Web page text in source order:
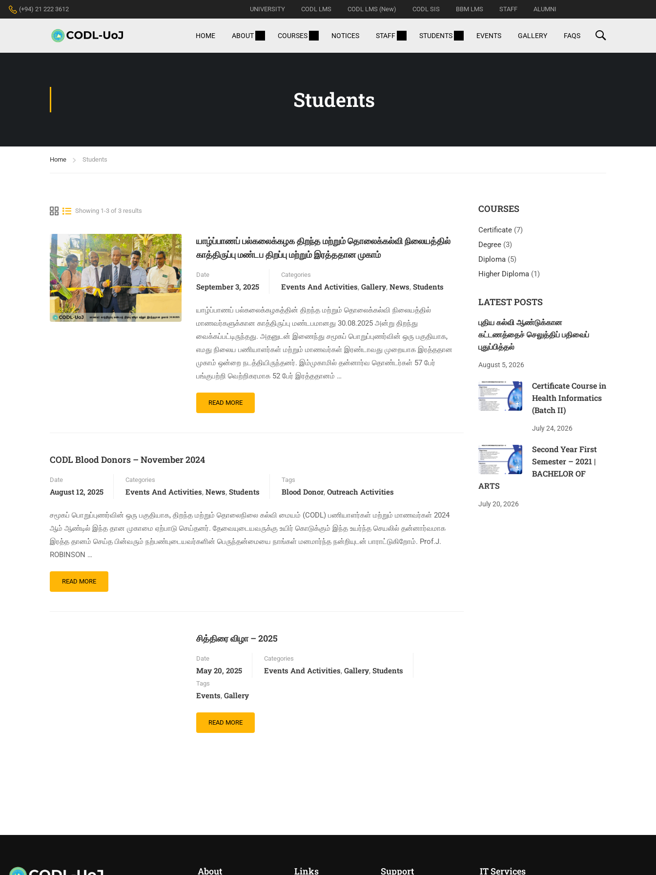
(+94) 21 222 3612 UNIVERSITY CODL LMS CODL LMS (New) CODL SIS BBM LMS STAFF ALUMNI
HOME ABOUT COURSES NOTICES STAFF STUDENTS EVENTS GALLERY FAQS
Students
Home Students
Showing 1-3 of 3 results
யாழ்ப்பாணப் பல்கலைக்கழக திறந்த மற்றும் தொலைக்கல்வி நிலையத்தில்
காத்திருப்பு மண்டப திறப்பு மற்றும் இரத்ததான முகாம்
Date
September 3, 2025
Categories
Events And Activities, Gallery, News, Students
யாழ்ப்பாணப் பல்கலைக்கழகத்தின் திறந்த மற்றும் தொலைக்கல்வி நிலையத்தில்
மாணவர்களுக்கான காத்திருப்பு மண்டபமானது 30.08.2025 அன்று திறந்து
வைக்கப்பட்டிருந்தது. அதனுடன் இணைந்து சமூகப் பொறுப்புணர்வின் ஒரு பகுதியாக,
எமது நிலைய பணியாளர்கள் மற்றும் மாணவர்கள் இரண்டாவது முறையாக இரத்ததான
முகாம் ஒன்றை நடத்தியிருந்தனர். இம்முகாமில் தன்னார்வ தொண்டர்கள் 57 பேர்
பங்குபற்றி வெற்றிகரமாக 52 பேர் இரத்ததானம் …
READ MORE
CODL Blood Donors – November 2024
Date
August 12, 2025
Categories
Events And Activities, News, Students
Tags
Blood Donor, Outreach Activities
சமூகப் பொறுப்புணர்வின் ஒரு பகுதியாக, திறந்த மற்றும் தொலைநிலை கல்வி மையம் (CODL) பணியாளர்கள் மற்றும் மாணவர்கள் 2024
ஆம் ஆண்டில் இந்த தான முகாமை ஏற்பாடு செய்தனர். தேவையுடையவருக்கு உயிர் கொடுக்கும் இந்த உயர்ந்த செயலில் தன்னார்வமாக
இரத்த தானம் செய்த பின்வரும் நற்பண்புடையவர்களின் பெருந்தன்மையை நாங்கள் மனமார்ந்த நன்றியுடன் பாராட்டுகிறோம். Prof.J.
ROBINSON …
READ MORE
சித்திரை விழா – 2025
Date
May 20, 2025
Categories
Events And Activities, Gallery, Students
Tags
Events, Gallery
READ MORE
COURSES
Certificate (7)
Degree (3)
Diploma (5)
Higher Diploma (1)
LATEST POSTS
புதிய கல்வி ஆண்டுக்கான
கட்டணத்தைச் செலுத்திப் பதிவைப்
புதுப்பித்தல்
August 5, 2026
Certificate Course in
Health Informatics
(Batch II)
July 24, 2026
Second Year First
Semester – 2021 |
BACHELOR OF
ARTS
July 20, 2026
About Links Support IT Services